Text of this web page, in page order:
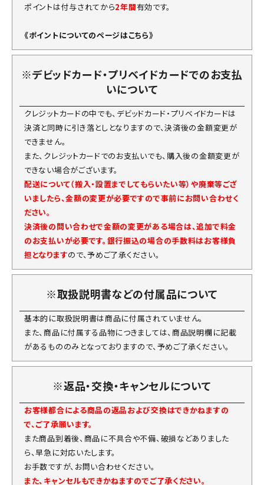
ポイントは付与されてから2年間有効です。
《ポイントについてのページはこちら》
※デビッドカード・プリベイドカードでのお支払
いについて
クレジットカードの中でも、デビッドカード・プリベイドカードは
決済と同時に引き落としとなりますので、決済後の金額変更が
できません。
また、クレジットカードでのお支払いでも、購入後の金額変更が
できない場合がございます。
配送について（搬入・設置までしてもらいたい等）や廃棄等ござ
いましたら、金額の変更が必要ですので事前にお問い合わせく
ださい。
決済後の問い合わせで金額の変更がある場合は、追加で料金
のお支払いが必要です。銀行振込の場合の手数料はお客様負
担となりますので、予めご了承ください。
※取扱説明書などの付属品について
基本的に取扱説明書は商品に付属されていません。
また、商品に付属する品物につきましては、商品説明欄に記載
があるもののみとなっておりますので、予めご了承ください。
※返品・交換・キャンセルについて
お客様都合による商品の返品および交換はできかねますの
で、ご了承願います。
また商品到着後、商品に不具合や不備、破損などありました
ら、早急に対応いたします。
お手数ですが、お問い合わせください。
また、キャンセルもできかねますのでご了承ください。